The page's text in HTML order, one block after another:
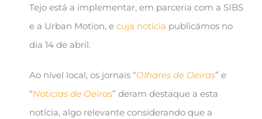
Tejo está a implementar, em parceria com a SIBS
e a Urban Motion, e cuja notícia publicámos no
dia 14 de abril.
Ao nível local, os jornais “Olhares de Oeiras” e
“Notícias de Oeiras” deram destaque a esta
notícia, algo relevante considerando que a